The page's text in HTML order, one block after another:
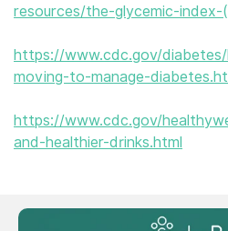
resources/the-glycemic-index-
https://www.cdc.gov/
moving-to-manage-
https://www.cdc.gov/
and-healthier-drinks.html